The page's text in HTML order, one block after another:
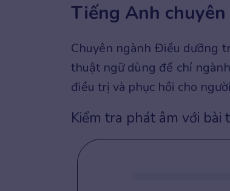
Tiếng Anh
Chuyên ngành Điều dưỡng
thuật ngữ dùng để chỉ
điều trị và phục hồi cho
Kiểm tra phát âm với bài